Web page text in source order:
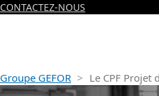
CONTACTEZ-NOUS
Groupe GEFOR > Le CPF